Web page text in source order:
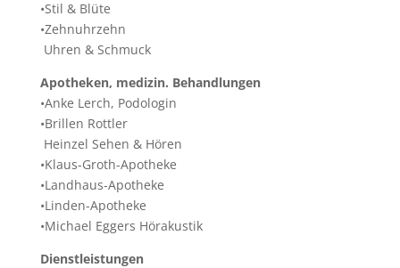
•Stil & Blüte
•Zehnuhrzehn
Uhren & Schmuck
Apotheken, medizin. Behandlungen
•Anke Lerch, Podologin
•Brillen Rottler
Heinzel Sehen & Hören
•Klaus-Groth-Apotheke
•Landhaus-Apotheke
•Linden-Apotheke
•Michael Eggers Hörakustik
Dienstleistungen